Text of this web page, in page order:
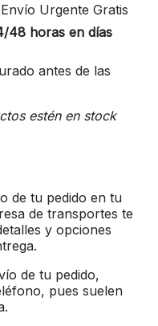
Urgente Gratis
48 horas en días
antes de las
estén en stock
de tu pedido en tu
de transportes te
y opciones
de tu pedido,
pues suelen